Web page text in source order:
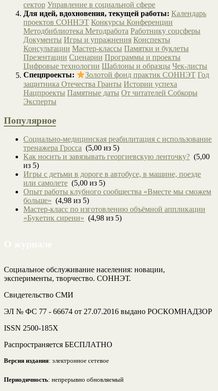
сектор Управление в социальной сфере
Для идей, вдохновения, текущей работы: Календарь
проектов СОННЭТ Конкурсы Конференции
Методбиблиотека Методработа Работнику соцсферы
Документы Игры и упражнения Конспекты
Консультации Мастер-классы Памятки и буклеты
Презентации Сценарии Программы и проекты
Цифровые технологии Шаблоны и образцы Чек-листы
Спецпроекты:
Золотой фонд практик СОННЭТ Год
защитника Отечества Гранты Истории успеха
Нацпроекты Памятные даты От читателей Собкоры
Эксперты
Популярное
Социально-медицинская реабилитация с использование
тренажера Гросса (5,00 из 5)
Как носить и завязывать георгиевскую ленточку? (5,00
из 5)
Игры с детьми в дороге в автобусе, в машине, поезде
или самолете (5,00 из 5)
Опыт работы клубного сообщества «Вместе мы сможем
больше» (4,98 из 5)
Мастер-класс по изготовлению объёмной аппликации
«Букетик сирени» (4,98 из 5)
Социальное обслуживание населения: новации,
эксперименты, творчество. СОННЭТ.
Свидетельство СМИ
ЭЛ № ФС 77 - 66674 от 27.07.2016 выдано РОСКОМНАДЗОР
ISSN 2500-185Х
Распространяется БЕСПЛАТНО
Версия издания: электронное сетевое
Периодичность: непрерывно обновляемый